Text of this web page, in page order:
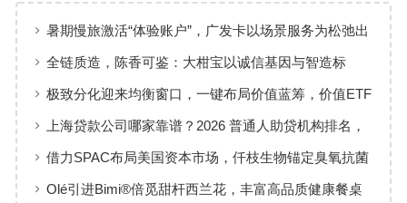
暑期慢旅激活“体验账户”，广发卡以场景服务为松弛出
行添彩
全链质造，陈香可鉴：大柑宝以诚信基因与智造标
准，定义新会陈皮高质量发展
极致分化迎来均衡窗口，一键布局价值蓝筹，价值ETF
华夏火热开售
上海贷款公司哪家靠谱？2026 普通人助贷机构排名，
工薪族借钱选择指南
借力SPAC布局美国资本市场，仟枝生物锚定臭氧抗菌
黄金赛道
Olé引进Bimi®倍觅甜杆西兰花，丰富高品质健康餐桌